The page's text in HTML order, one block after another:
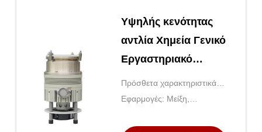
Υψηλής κενότητας
αντλία Χημεία Γενικό
Εργαστηριακό
Εξοπλισμό για
Μοριακή
Πρόσθετα χαρακτηριστικά
γνωρίσματα: Προσαρμόσιμη
Εφαρμογές: Μείξη,